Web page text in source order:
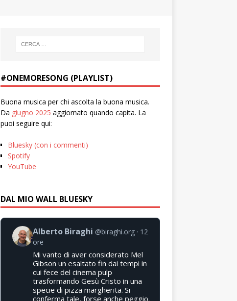
#ONEMORESONG (PLAYLIST)
Buona musica per chi ascolta la buona musica.
Da giugno 2025 aggiornato quando capita. La
puoi seguire qui:
Bluesky (con i commenti)
Spotify
YouTube
DAL MIO WALL BLUESKY
Alberto Biraghi @biraghi.org
12
ore
Mi vanto di aver considerato Mel
Gibson un esaltato fin dai tempi in
cui fece del cinema pulp
trasformando Gesù Cristo in una
specie di pizza margherita. Si
conferma tale, forse anche peggio.